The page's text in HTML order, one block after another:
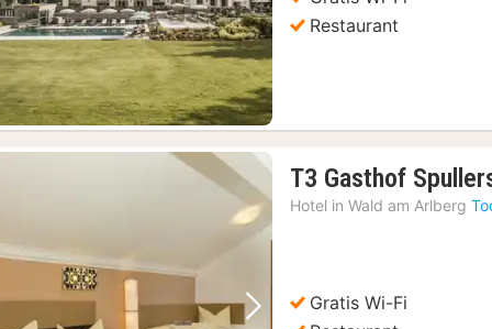
Restaurant
T3 Gasthof
Hotel in Wald am Arlberg
Gratis Wi-Fi